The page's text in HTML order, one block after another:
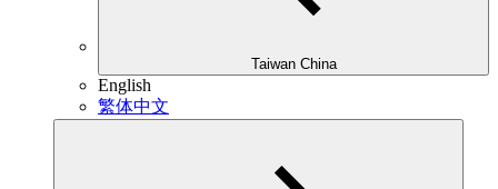
Taiwan China
English
繁体中文